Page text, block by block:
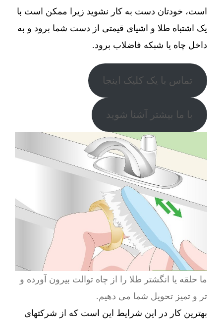
است، خودتان دست به کار نشوید زیرا ممکن است با
یک اشتباه طلا و اشیای قیمتی از دست شما برود و به
داخل چاه یا شبکه فاضلاب برود.
تماس با یک کلیک اینجا
با ما بیشتر آشنا شوید
ما حلقه یا انگشتر طلا را از چاه توالت بیرون آورده و
تر و تمیز تحویل شما می دهیم.
بهترین کار در این شرایط این است که از شرکتهای